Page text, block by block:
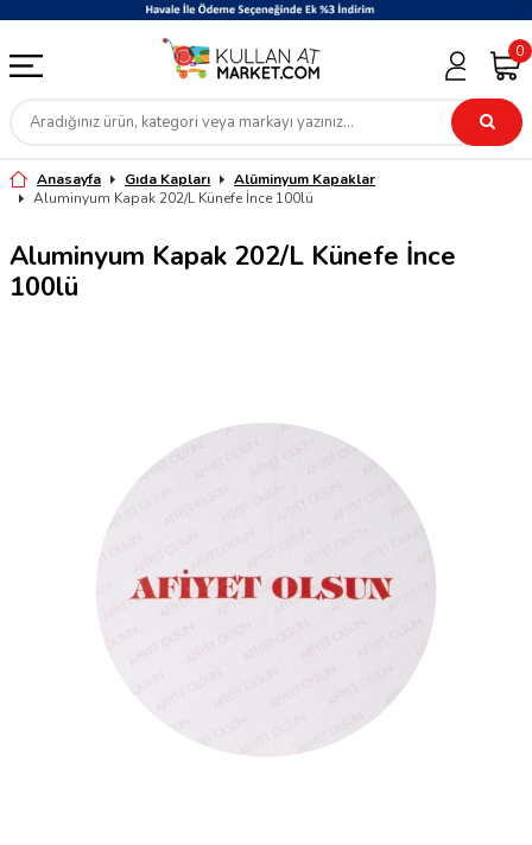
0
Anasayfa Gıda Kapları
Alüminyum Kapaklar
Aluminyum Kapak 202/L Künefe İnce 100lü
Aluminyum Kapak 202/L Künefe İnce
100lü